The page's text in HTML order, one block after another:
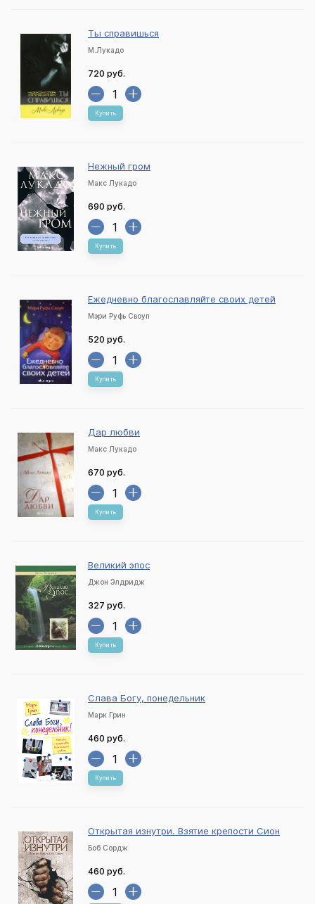
Ты справишься
М.Лукадо
720 руб.
Купить
Нежный гром
Макс Лукадо
690 руб.
Купить
Ежедневно благославляйте своих детей
Мэри Руфь Своуп
520 руб.
Купить
Дар любви
Макс Лукадо
670 руб.
Купить
Великий эпос
Джон Элдридж
327 руб.
Купить
Слава Богу, понедельник
Марк Грин
460 руб.
Купить
Открытая изнутри. Взятие крепости Сион
Боб Сордж
460 руб.